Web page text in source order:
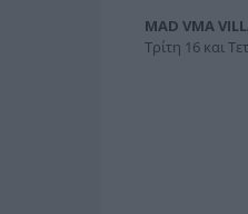
MAD VMA
Τρίτη 16 και